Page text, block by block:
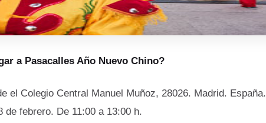
a Pasacalles Año Nuevo Chino?
el Colegio Central Manuel Muñoz, 28026. Madrid. España.
de febrero. De 11:00 a 13:00 h.